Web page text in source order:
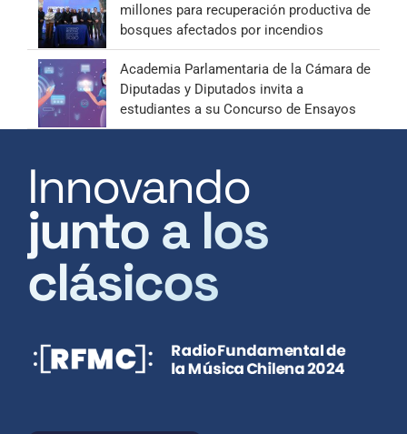
millones para recuperación productiva de
bosques afectados por incendios
Academia Parlamentaria de la Cámara de
Diputadas y Diputados invita a
estudiantes a su Concurso de Ensayos
Innovando
junto a los
clásicos